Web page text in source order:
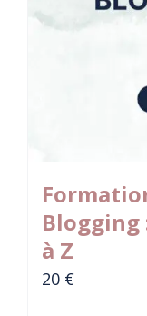
Blogging
à Z
20 €